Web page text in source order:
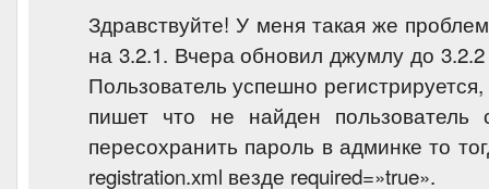
Здравствуйте! У меня такая же
на 3.2.1. Вчера обновил джумлу до 3.2.2
Пользователь успешно
пишет что не найден
пересохранить пароль в админке то
registration.xml везде required=»true».